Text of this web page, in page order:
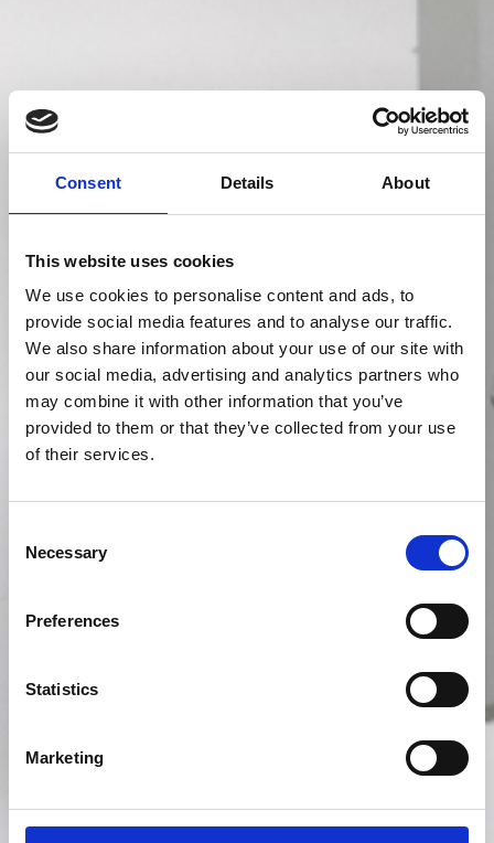
Consent Details About
This website uses cookies
We use cookies to personalise content and ads, to
provide social media features and to analyse our traffic.
We also share information about your use of our site with
our social media, advertising and analytics partners who
may combine it with other information that you’ve
provided to them or that they’ve collected from your use
of their services.
Selection
Necessary
Preferences
Statistics
Marketing
In het kort